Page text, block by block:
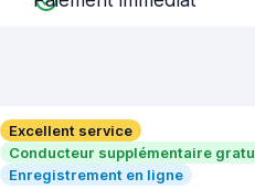
Excellent service
Conducteur supplémentaire
Enregistrement en ligne